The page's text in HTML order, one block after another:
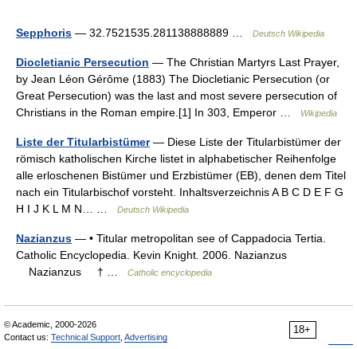
Sepphoris — 32.7521535.281138888889 … Deutsch Wikipedia
Diocletianic Persecution — The Christian Martyrs Last Prayer,
by Jean Léon Gérôme (1883) The Diocletianic Persecution (or
Great Persecution) was the last and most severe persecution of
Christians in the Roman empire.[1] In 303, Emperor …
Wikipedia
Liste der Titularbistümer— Diese Liste der Titularbistümer der
römisch katholischen Kirche listet in alphabetischer Reihenfolge
alle erloschenen Bistümer und Erzbistümer (EB), denen dem Titel
nach ein Titularbischof vorsteht. Inhaltsverzeichnis A B C D E F G
H I J K L M N… …
Deutsch Wikipedia
Nazianzus — • Titular metropolitan see of Cappadocia Tertia.
Catholic Encyclopedia. Kevin Knight. 2006. Nazianzus
Nazianzus † …
Catholic encyclopedia
18+
© Academic, 2000-2026
Contact us: Technical Support Advertising